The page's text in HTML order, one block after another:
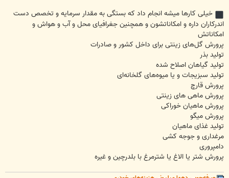
خیلی کارها میشه انجام داد که بستگی به مقدار سرمایه و تخصص دست
اندرکاران داره و امکاناتشون و همچنین جغرافیای محل و آب و هواش و
امکاناتش
پرورش گل‌های زینتی برای داخل کشور و صادرات
تولید بذر
تولید گیاهان اصلاح شده
تولید سبزیجات و یا میوه‌های گلخانه‌ای
پرورش قارچ
پرورش ماهی های زینتی
پرورش ماهیان خوراکی
پرورش میگو
تولید غذای ماهیان
مرغداری و جوجه کشی
دامپروری
پرورش شتر یا الاغ یا شترمرغ با بلدرچین و غیره